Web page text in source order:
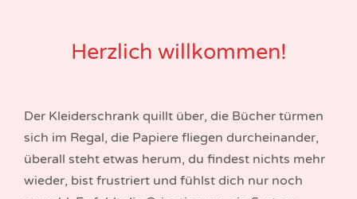
Herzlich willkommen!
Der Kleiderschrank quillt über, die Bücher türmen
sich im Regal, die Papiere fliegen durcheinander,
überall steht etwas herum, du findest nichts mehr
wieder, bist frustriert und fühlst dich nur noch